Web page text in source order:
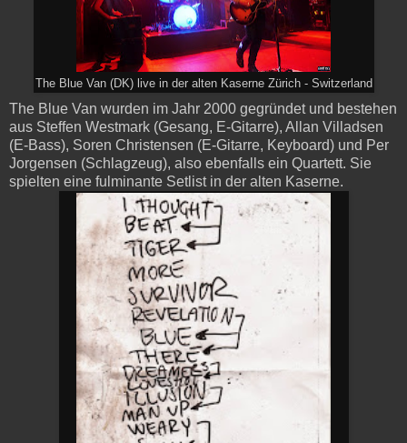
The Blue Van (DK) live in der alten Kaserne Zürich - Switzerland
The Blue Van wurden im Jahr 2000 gegründet und bestehen
aus Steffen Westmark (Gesang, E-Gitarre), Allan Villadsen
(E-Bass), Soren Christensen (E-Gitarre, Keyboard) und Per
Jorgensen (Schlagzeug), also ebenfalls ein Quartett. Sie
spielten eine fulminante Setlist in der alten Kaserne.